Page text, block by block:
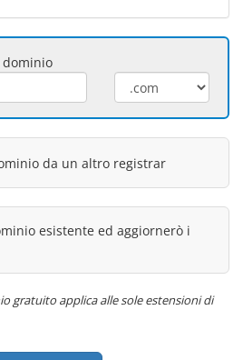
dominio
da un altro registrar
esistente ed aggiornerò i
gratuito applica alle sole estensioni di